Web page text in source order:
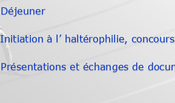
Déjeuner
Initiation à l’ haltérophilie,
Présentations et échanges de